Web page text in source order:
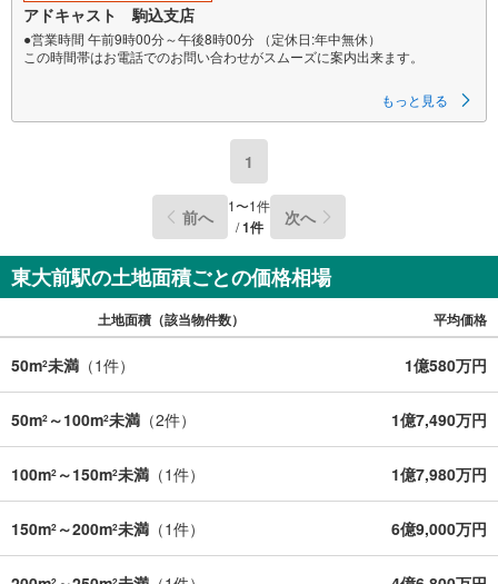
アドキャスト 駒込支店
●営業時間 午前9時00分～午後8時00分 （定休日:年中無休）
この時間帯はお電話でのお問い合わせがスムーズに案内出来ます。
●物件をご覧になりたい場合は「室内・現地を見学する」ボタンよりお問合
実際に物件を見て、広さ、明るさ、天井の高さ、物件周辺環境等、ぜひご
▼株式会社アドキャストの特徴▼
・ 簡易ライフプラン作成いたします♪毎月70組様限定♪
住宅購入後50年間のライフプラン＆キャッシュフロー表を作成します！
・当社オリジナル物件調査報告書♪
徹底的な近隣聞き込みを含め調査結果を説明いたします！
・キッズスペース完備♪
小さなお客様も大歓迎です。近くをお通りの際はお気軽にお越し下さい！
もっと見る
1
前へ 1〜1件
/1件 次へ
東大前駅の土地面積ごとの価格相場
土地面積（該当物件数） 平均価格
50m2未満 （1件） 1億580万円
50m2 ～100m2未満 （2件） 1億7,490万円
100m2 ～150m2未満 （1件） 1億7,980万円
150m2 ～200m2未満 （1件） 6億9,000万円